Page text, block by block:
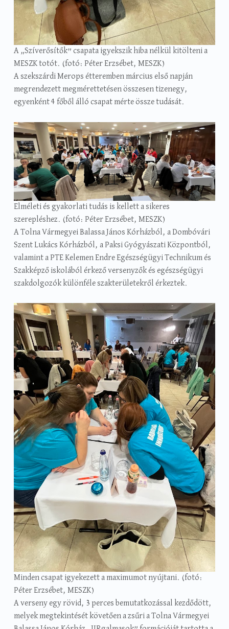
A „Szíverősítők” csapata igyekszik hiba nélkül kitölteni a
MESZK totót. (fotó: Péter Erzsébet, MESZK)
A szekszárdi Merops étteremben március első napján
megrendezett megmérettetésen összesen tizenegy,
egyenként 4 főből álló csapat mérte össze tudását.
Elméleti és gyakorlati tudás is kellett a sikeres
szerepléshez. (fotó: Péter Erzsébet, MESZK)
A Tolna Vármegyei Balassa János Kórházból, a Dombóvári
Szent Lukács Kórházból, a Paksi Gyógyászati Központból,
valamint a PTE Kelemen Endre Egészségügyi Technikum és
Szakképző iskolából érkező versenyzők és egészségügyi
szakdolgozók különféle szakterületekről érkeztek.
Minden csapat igyekezett a maximumot nyújtani. (fotó:
Péter Erzsébet, MESZK)
A verseny egy rövid, 3 perces bemutatkozással kezdődött,
melyek megtekintését követően a zsűri a Tolna Vármegyei